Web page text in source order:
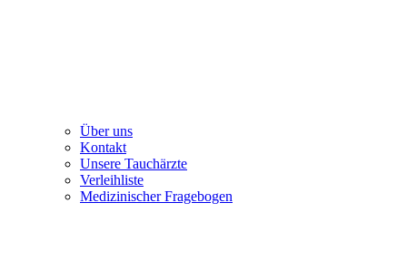
Über uns
Kontakt
Unsere Tauchärzte
Verleihliste
Medizinischer Fragebogen